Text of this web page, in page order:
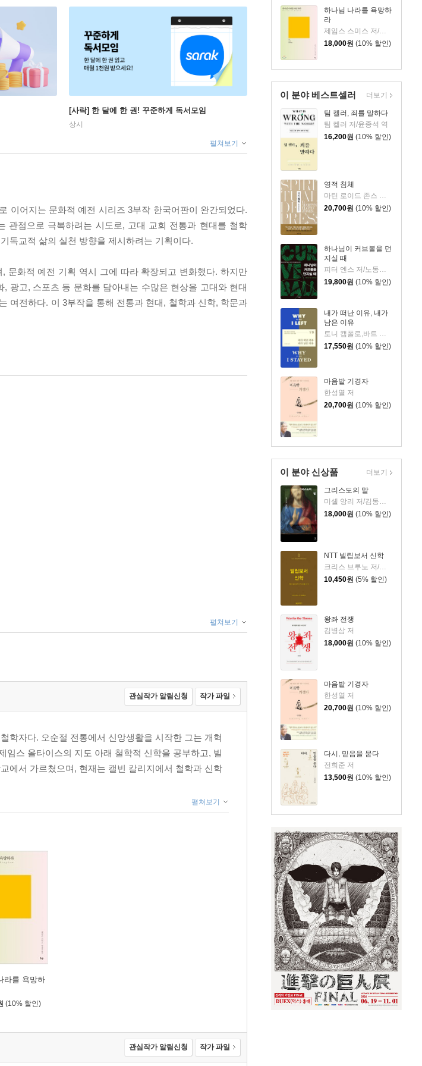
하나님 나라를 욕망하
라
제임스 스미스 저/박세혁 역
18,000원 (10% 할인)
이 분야 베스트셀러
팀 켈러, 죄를 말하다
팀 켈러 저/윤종석 역
16,200원 (10% 할인)
영적 침체
마틴 로이드 존스 저/정상윤 역
20,700원 (10% 할인)
하나님이 커브볼을 던
지실 때
피터 엔스 저/노동래 역
19,800원 (10% 할인)
내가 떠난 이유, 내가
남은 이유
토니 캠폴로,바트 캠폴로 저/노종문 역
17,550원 (10% 할인)
마음밭 기경자
한성열 저
20,700원 (10% 할인)
더보기
이 분야 신상품
그리스도의 말
미셸 앙리 저/김동규 역
18,000원 (10% 할인)
NTT 빌립보서 신학
10,450원 (5% 할인)
왕좌 전쟁
김병삼 저
18,000원 (10% 할인)
마음밭 기경자
한성열 저
20,700원 (10% 할인)
다시, 믿음을 묻다
전희준 저
13,500원 (10% 할인)
더보기
[사락] 한 달에 한 권! 꾸준하게 독서모임
상시
펼쳐보기
이어지는 문화적 예전 시리즈 3부작 한국어판이 완간되었다.
관점으로 극복하려는 시도로, 고대 교회 전통과 현대를 철학
독교적 삶의 실천 방향을 제시하려는 기획이다.
문화적 예전 기획 역시 그에 따라 확장되고 변화했다. 하지만
광고, 스포츠 등 문화를 담아내는 수많은 현상을 고대와 현대
여전하다. 이 3부작을 통해 전통과 현대, 철학과 신학, 학문과
펼쳐보기
관심작가 알림신청 작가 파일
학자다. 오순절 전통에서 신앙생활을 시작한 그는 개혁
스 올타이스의 지도 아래 철학적 신학을 공부하고, 빌
에서 가르쳤으며, 현재는 캘빈 칼리지에서 철학과 신학
펼쳐보기
라를 욕망하
(10% 할인)
관심작가 알림신청 작가 파일